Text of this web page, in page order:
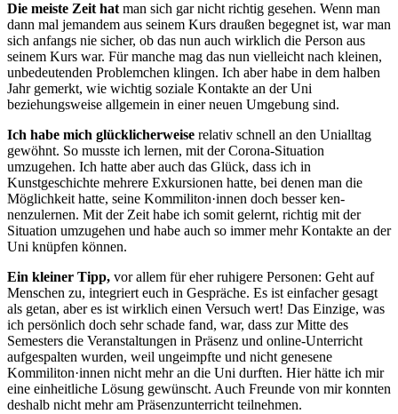
Die meiste Zeit hat man sich gar nicht richtig gesehen. Wenn man
dann mal jemandem aus seinem Kurs draußen begegnet ist, war man
sich anfangs nie sicher, ob das nun auch wirklich die Person aus
seinem Kurs war. Für manche mag das nun vielleicht nach kleinen,
unbedeutenden Problemchen klingen. Ich aber habe in dem halben
Jahr gemerkt, wie wichtig soziale Kontakte an der Uni
beziehungsweise allgemein in einer neuen Umgebung sind.
Ich habe mich glücklicherweise relativ schnell an den Unialltag
gewöhnt. So musste ich lernen, mit der Corona-Situation
umzugehen. Ich hatte aber auch das Glück, dass ich in
Kunstgeschichte mehrere Exkursionen hatte, bei denen man die
Möglichkeit hatte, seine Kommiliton·innen doch besser ken-
nenzulernen. Mit der Zeit habe ich somit gelernt, richtig mit der
Situation umzugehen und habe auch so immer mehr Kontakte an der
Uni knüpfen können.
Ein kleiner Tipp, vor allem für eher ruhigere Personen: Geht auf
Menschen zu, integriert euch in Gespräche. Es ist einfacher gesagt
als getan, aber es ist wirklich einen Versuch wert! Das Einzige, was
ich persönlich doch sehr schade fand, war, dass zur Mitte des
Semesters die Veranstaltungen in Präsenz und online-Unterricht
aufgespalten wurden, weil ungeimpfte und nicht genesene
Kommiliton·innen nicht mehr an die Uni durften. Hier hätte ich mir
eine einheitliche Lösung gewünscht. Auch Freunde von mir konnten
deshalb nicht mehr am Präsenzunterricht teilnehmen.